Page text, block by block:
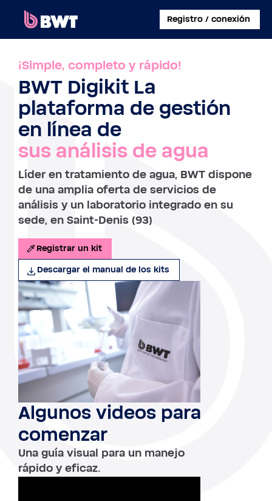
Registro / conexión
CONECTARSE A
CREAR UNA CUENTA DE USUARIO
REGISTRAR UN KIT SIN CUENTA
SOBRE BWT
CONTACTAR
¡Simple, completo y rápido!
BWT Digikit La
plataforma de gestión
en línea de
sus análisis de agua
Líder en tratamiento de agua, BWT dispone
de una amplia oferta de servicios de
análisis y un laboratorio integrado en su
sede, en Saint-Denis (93)
Registrar un kit
Descargar el manual de los kits
Algunos videos para
comenzar
Una guía visual para un manejo
rápido y eficaz.